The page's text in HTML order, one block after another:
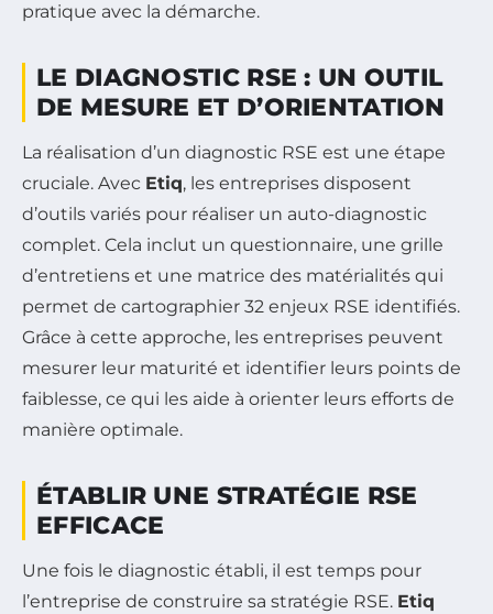
pratique avec la démarche.
LE DIAGNOSTIC RSE : UN OUTIL
DE MESURE ET D’ORIENTATION
La réalisation d’un diagnostic RSE est une étape
cruciale. Avec Etiq, les entreprises disposent
d’outils variés pour réaliser un auto-diagnostic
complet. Cela inclut un questionnaire, une grille
d’entretiens et une matrice des matérialités qui
permet de cartographier 32 enjeux RSE identifiés.
Grâce à cette approche, les entreprises peuvent
mesurer leur maturité et identifier leurs points de
faiblesse, ce qui les aide à orienter leurs efforts de
manière optimale.
ÉTABLIR UNE STRATÉGIE RSE
EFFICACE
Une fois le diagnostic établi, il est temps pour
l’entreprise de construire sa stratégie RSE. Etiq